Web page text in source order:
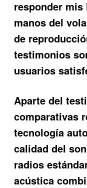
responder
manos del
de
testimonios
usuarios
Aparte del
comparativas
tecnología
calidad del
radios
acústica